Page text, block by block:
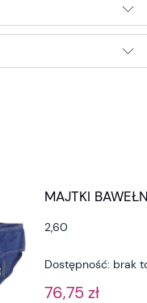
MAJTKI
2,60
Dostępność: brak
76,75 zł